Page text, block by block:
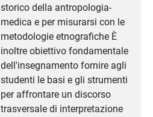
storico della antropologia-
medica e per misurarsi con le
metodologie etnografiche È
inoltre obiettivo fondamentale
dell'insegnamento fornire agli
studenti le basi e gli strumenti
per affrontare un discorso
trasversale di interpretazione